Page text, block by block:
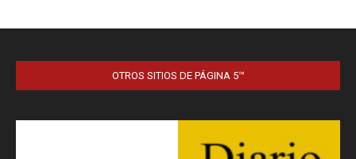
OTROS SITIOS DE PÁGINA 5™